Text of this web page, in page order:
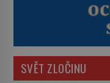
SVĚT ZLOČINU